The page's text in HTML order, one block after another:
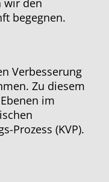
wir den
begegnen.
Verbesserung
Zu diesem
im
Prozess (KVP).